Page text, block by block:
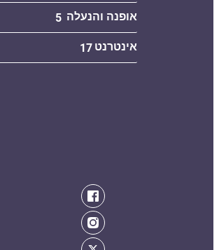
אופנה והנעלה 5
אינטרנט 17